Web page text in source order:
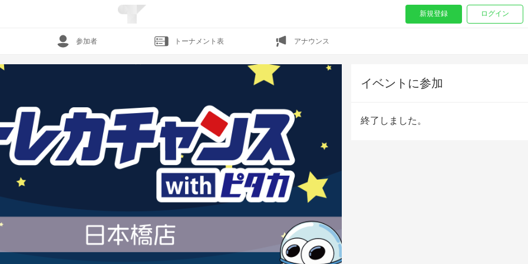
イベントに参加
終了しました。
参加者 トーナメント表 アナウンス
新規登録 ログイン